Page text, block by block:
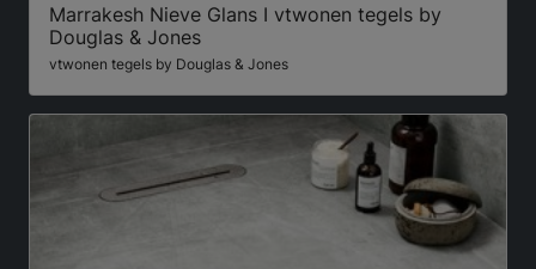
Marrakesh Nieve Glans I vtwonen tegels by
Douglas & Jones
vtwonen tegels by Douglas & Jones